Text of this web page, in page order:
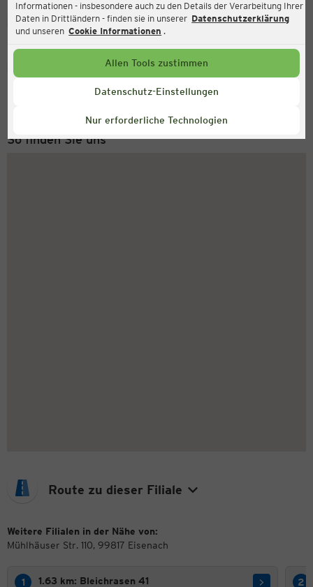
Informationen - insbesondere auch zu den Details der Verarbeitung Ihrer
Daten in Drittländern - finden sie in unserer Datenschutzerklärung
und unseren Cookie Informationen .
Allen Tools zustimmen
Datenschutz-Einstellungen
Nur erforderliche Technologien
Aktuell:
Geschlossen
Service Hotline
+43 (0) 1 2675 502
So finden Sie uns
Route zu dieser Filiale
Weitere Filialen in der Nähe von:
Mühlhäuser Str. 110, 99817 Eisenach
1.63 km: Bleichrasen 41